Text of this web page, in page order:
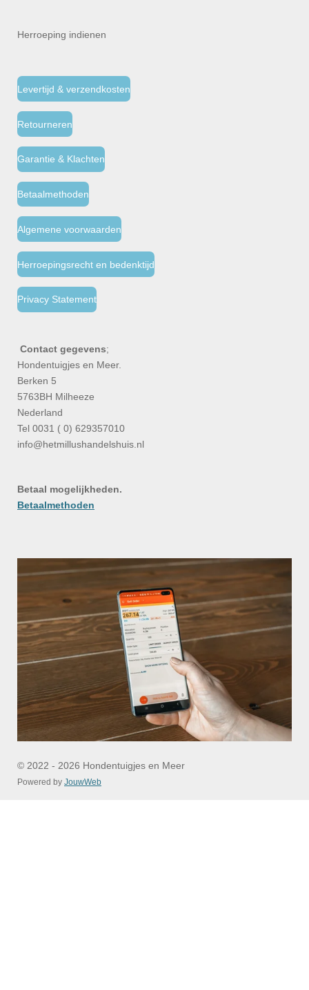
Herroeping indienen
Levertijd & verzendkosten
Retourneren
Garantie & Klachten
Betaalmethoden
Algemene voorwaarden
Herroepingsrecht en bedenktijd
Privacy Statement
Contact gegevens;
Hondentuigjes en Meer.
Berken 5
5763BH Milheeze
Nederland
Tel 0031 ( 0) 629357010
info@hetmillushandelshuis.nl
Betaal mogelijkheden.
Betaalmethoden
© 2022 - 2026 Hondentuigjes en Meer
Powered by JouwWeb